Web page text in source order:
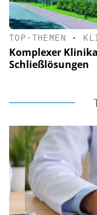
TOP-THEMEN •
Komplexer
Schließlösungen